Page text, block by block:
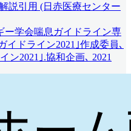
説引用 (日赤医療センター
ー学会喘息ガイドライン専
イドライン2021｣作成委員､
ン2021｣.協和企画､ 2021